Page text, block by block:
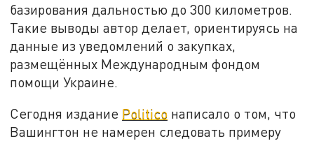
базирования дальностью до 300 километров.
Такие выводы автор делает, ориентируясь на
данные из уведомлений о закупках,
размещённых Международным фондом
помощи Украине.
Сегодня издание Politico написало о том, что
Вашингтон не намерен следовать примеру